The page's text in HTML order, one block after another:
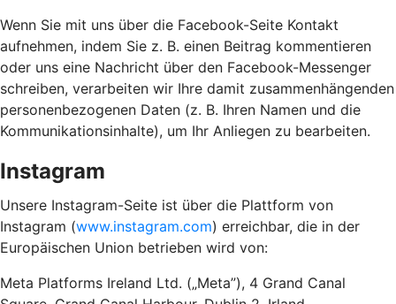
Wenn Sie mit uns über die Facebook-Seite Kontakt
aufnehmen, indem Sie z. B. einen Beitrag kommentieren
oder uns eine Nachricht über den Facebook-Messenger
schreiben, verarbeiten wir Ihre damit zusammenhängenden
personenbezogenen Daten (z. B. Ihren Namen und die
Kommunikationsinhalte), um Ihr Anliegen zu bearbeiten.
Instagram
Unsere Instagram-Seite ist über die Plattform von
Instagram (www.instagram.com) erreichbar, die in der
Europäischen Union betrieben wird von:
Meta Platforms Ireland Ltd. („Meta”), 4 Grand Canal